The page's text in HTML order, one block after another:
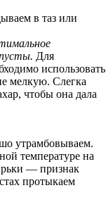
в таз или
Для
использовать
мелкую. Слегка
чтобы она дала
утрамбовываем.
температуре на
— признак
протыкаем